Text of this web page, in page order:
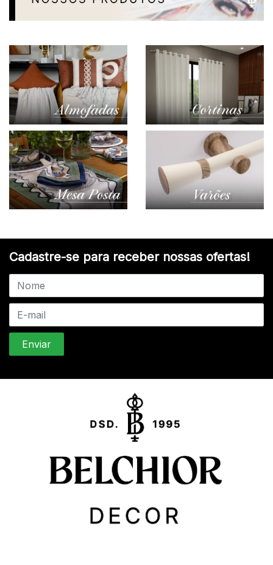
Cadastre-se para receber nossas ofertas!